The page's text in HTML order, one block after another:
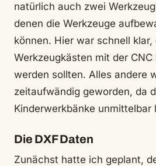
natürlich auch zwei
denen die Werkzeuge
können. Hier war schnell klar,
Werkzeugkästen mit der
werden sollten. Alles andere
zeitaufwändig geworden, da
Kinderwerkbänke unmittelbar
Die DXF Daten
Zunächst hatte ich geplant,